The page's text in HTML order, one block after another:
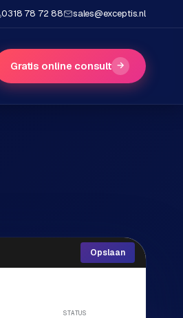
0318 78 72 88 sales@exceptis.nl
Gratis online consult →
Opslaan
STATUS